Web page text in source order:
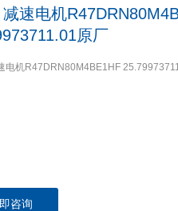
速电机
原厂
电机R47DRN80M4BE1HF
咨询